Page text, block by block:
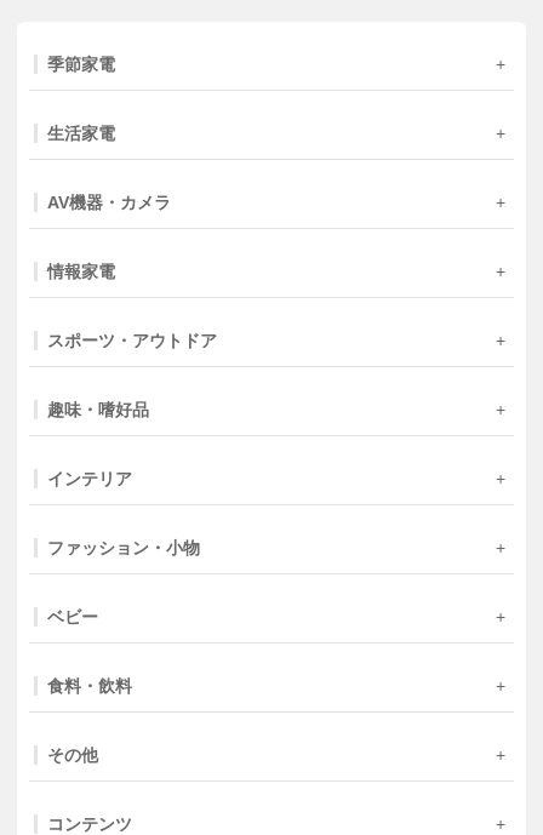
季節家電
生活家電
AV機器・カメラ
情報家電
スポーツ・アウトドア
趣味・嗜好品
インテリア
ファッション・小物
ベビー
食料・飲料
その他
コンテンツ